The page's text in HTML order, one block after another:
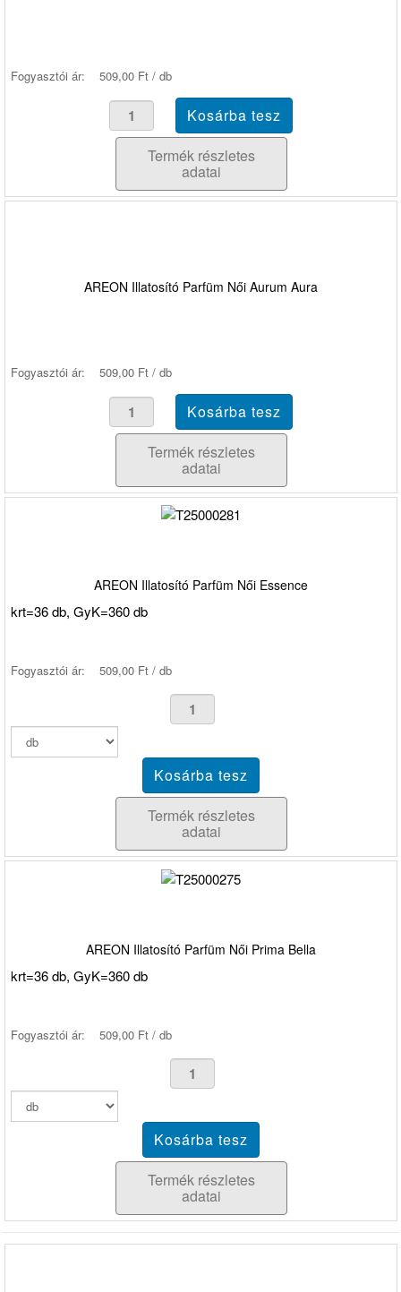
Fogyasztói ár: 509,00 Ft / db
Termék részletes
adatai
AREON Illatosító Parfüm Női Aurum Aura
Fogyasztói ár: 509,00 Ft / db
Termék részletes
adatai
AREON Illatosító Parfüm Női Essence
krt=36 db, GyK=360 db
Fogyasztói ár: 509,00 Ft / db
Termék részletes
adatai
AREON Illatosító Parfüm Női Prima Bella
krt=36 db, GyK=360 db
Fogyasztói ár: 509,00 Ft / db
Termék részletes
adatai